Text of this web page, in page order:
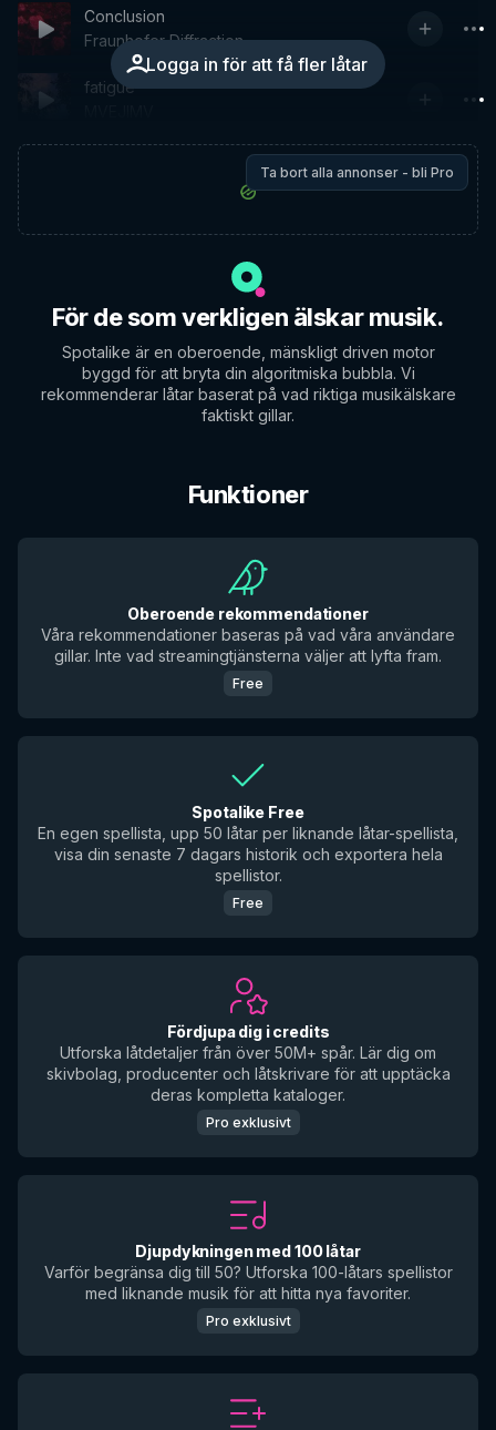
Logga in för att få fler låtar
Conclusion
Fraunhofer Diffraction
fatigue
Ta bort alla annonser - bli Pro
För de som verkligen älskar musik.
Spotalike är en oberoende, mänskligt driven motor
byggd för att bryta din algoritmiska bubbla. Vi
rekommenderar låtar baserat på vad riktiga musikälskare
faktiskt gillar.
Funktioner
Oberoende rekommendationer
Våra rekommendationer baseras på vad våra användare
gillar. Inte vad streamingtjänsterna väljer att lyfta fram.
Free
Spotalike Free
En egen spellista, upp 50 låtar per liknande låtar-spellista,
visa din senaste 7 dagars historik och exportera hela
spellistor.
Free
Fördjupa dig i credits
Utforska låtdetaljer från över 50M+ spår. Lär dig om
skivbolag, producenter och låtskrivare för att upptäcka
deras kompletta kataloger.
Pro exklusivt
Djupdykningen med 100 låtar
Varför begränsa dig till 50? Utforska 100-låtars spellistor
med liknande musik för att hitta nya favoriter.
Pro exklusivt